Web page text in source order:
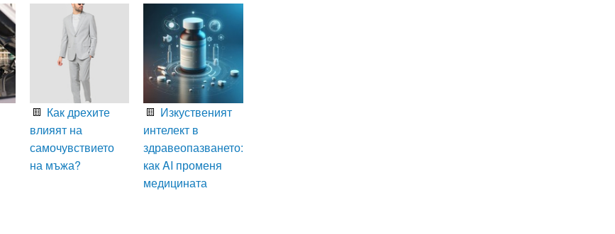
Как дрехите
влияят на
самочувствието
на мъжа?
Изкуственият
интелект в
здравеопазването:
как AI променя
медицината